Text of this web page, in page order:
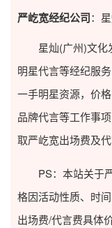
严屹宽经纪公司：
星灿(广州)文化发
明星代言等经纪服
一手明星资源，价
品牌代言等工作事
取严屹宽出场费及代
PS：本站关于严
格因活动性质、时
出场费/代言费具体